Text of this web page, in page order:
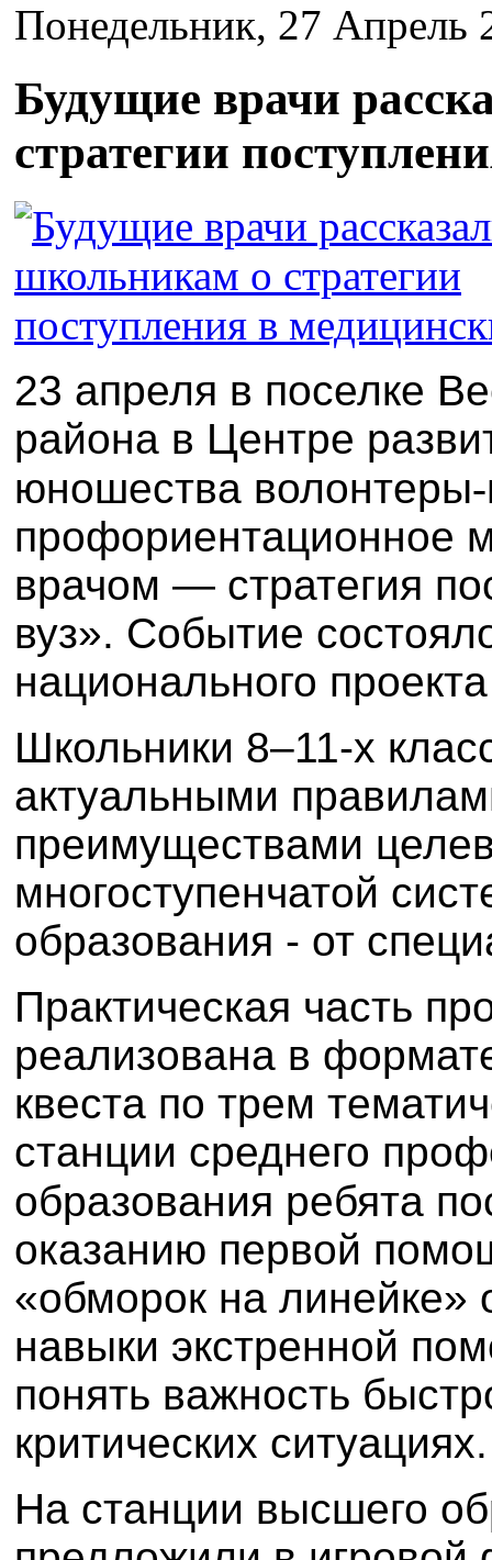
Понедельник, 27 Апрель
Будущие врачи
стратегии
23 апреля в поселке
района в Центре
юношества волонтеры‑
профориентационное
врачом — стратегия
вуз». Событие
национального
Школьники 8–11-х
актуальными
преимуществами
многоступенчатой
образования - от
Практическая часть
реализована в
квеста по трем
станции среднего
образования ребята
оказанию первой
«обморок на линейке»
навыки экстренной
понять важность
критических ситуациях.
На станции высшего